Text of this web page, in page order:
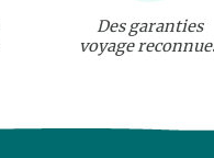
Des garanties
voyage